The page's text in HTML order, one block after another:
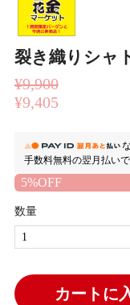
裂き織りシャ
¥9,900
¥9,405
手数料無料の翌月払い
5%OFF
数量
カートに